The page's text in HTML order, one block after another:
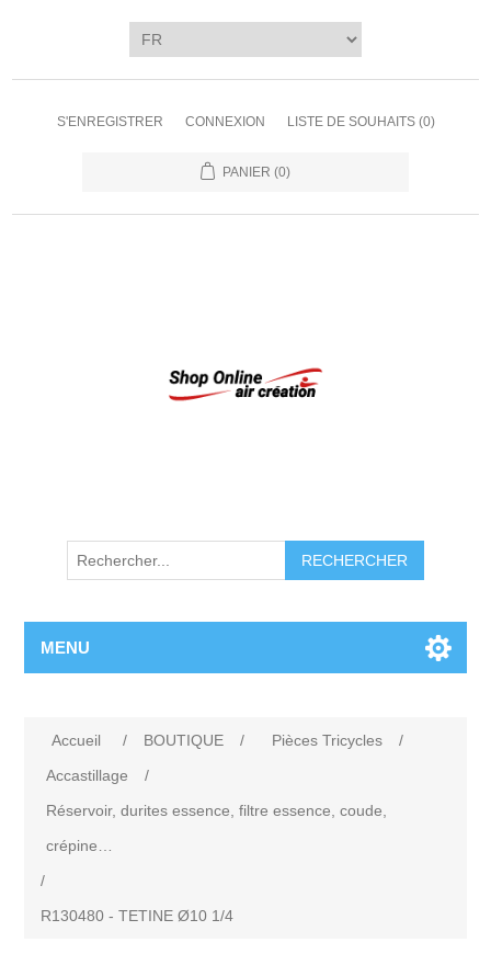
S'ENREGISTRER CONNEXION LISTE DE SOUHAITS (0)
PANIER (0)
RECHERCHER
MENU
Accueil / BOUTIQUE / Pièces Tricycles
/
Accastillage
/
Réservoir, durites essence, filtre essence, coude,
crépine…
/
R130480 - TETINE Ø10 1/4